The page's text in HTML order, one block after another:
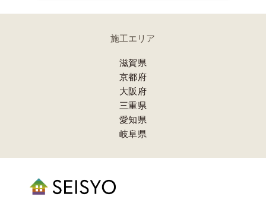
施工エリア
滋賀県
京都府
大阪府
三重県
愛知県
岐阜県